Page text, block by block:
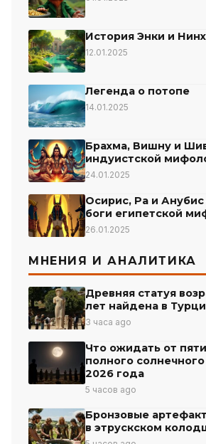
История Энки и
12.01.2025
Легенда о потопе
14.01.2025
Брахма, Вишну и
индуистской
24.01.2025
Осирис, Ра и
боги египетской
26.01.2025
МНЕНИЯ И АНАЛИТИКА
Древняя статуя
лет найдена в
3 часа ago
Что ожидать от
полного
2026 года
5 часов ago
Бронзовые
в этрускском